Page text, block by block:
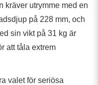
kräver utrymme med en
på 228 mm, och
sin vikt på 31 kg är
att tåla extrem
valet för seriösa